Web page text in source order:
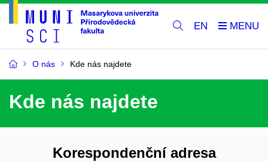
EN
O nás Kde nás najdete
Kde nás najdete
Korespondenční adresa